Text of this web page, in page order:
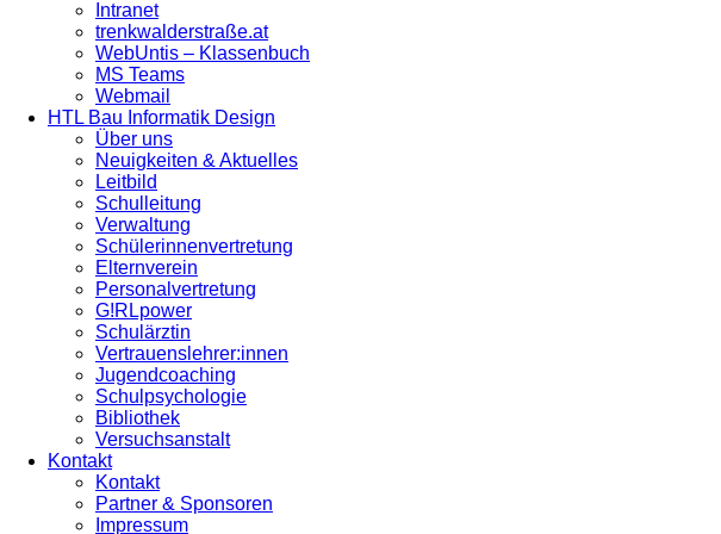
Intranet
trenkwalderstraße.at
WebUntis – Klassenbuch
MS Teams
Webmail
HTL Bau Informatik Design
Über uns
Neuigkeiten & Aktuelles
Leitbild
Schulleitung
Verwaltung
Schülerinnenvertretung
Elternverein
Personalvertretung
G!RLpower
Schulärztin
Vertrauenslehrer:innen
Jugendcoaching
Schulpsychologie
Bibliothek
Versuchsanstalt
Kontakt
Kontakt
Partner & Sponsoren
Impressum